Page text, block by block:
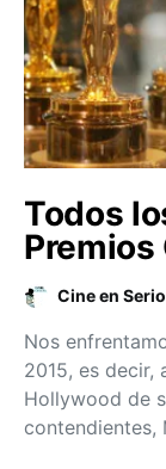
Todos
Premios
Cine en Serio
Nos
2015, es decir,
Hollywood de
contendientes,